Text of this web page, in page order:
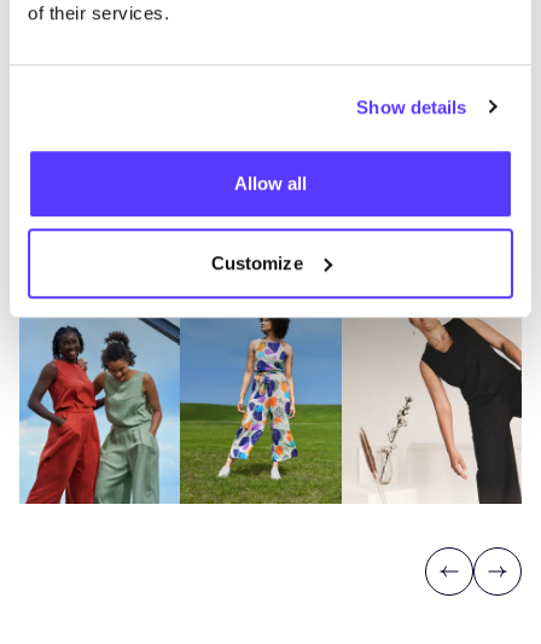
of their services.
Show details
Allow all
Customize
Ein­kauf hier unter­stützt man loka­le Hersteller:innen,
die Mate­ria­li­en ein zwei­tes Leben schenken.
Previous
Next